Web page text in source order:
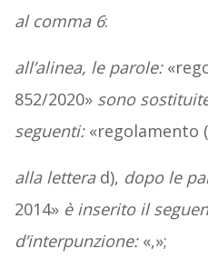
al comma 6:
all’alinea, le parole:
852/2020» sono
seguenti:«regolamento
alla letterad), dopo le
2014» è inserito il
d’interpunzione:«,»;